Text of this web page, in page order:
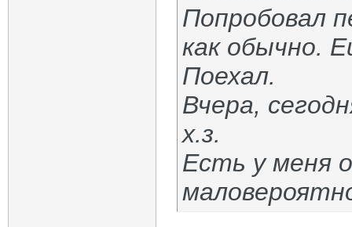
Попробовал
как обычно.
Поехал.
Вчера,
х.з.
Есть у меня